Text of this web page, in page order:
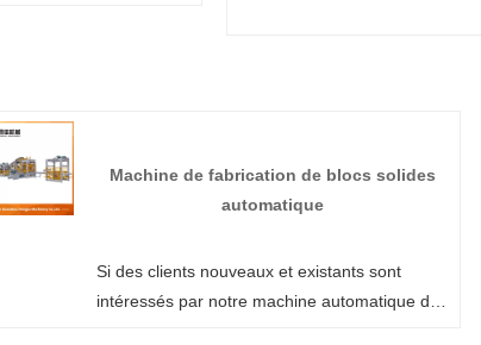
Machine de fabrication de blocs solides
automatique
Si des clients nouveaux et existants sont
intéressés par notre machine automatique de